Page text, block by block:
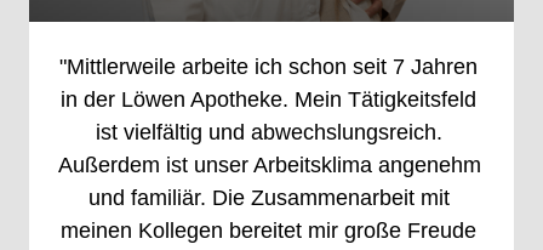
"Mittlerweile arbeite ich schon seit 7
in der Löwen Apotheke. Mein
ist vielfältig und
Außerdem ist unser Arbeitsklima
und familiär. Die Zusammenarbeit
mit
meinen Kollegen bereitet mir große